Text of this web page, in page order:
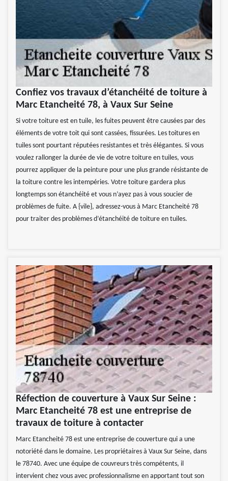
Confiez vos travaux d’étanchéité de toiture à
Marc Etancheité 78, à Vaux Sur Seine
Si votre toiture est en tuile, les fuites peuvent être causées par des
éléments de votre toit qui sont cassées, fissurées. Les toitures en
tuiles sont pourtant réputées resistantes et très élégantes. Si vous
voulez rallonger la durée de vie de votre toiture en tuiles, vous
pourrez appliquer de la peinture pour une plus grande résistante de
la toiture contre les intempéries. Votre toiture gardera plus
longtemps son étanchéité et vous n’ayez pas à vous soucier de
problèmes de fuite. A {vile}, adressez-vous à Marc Etancheité 78
pour traiter des problèmes d’étanchéité de toiture en tuiles.
Réfection de couverture à Vaux Sur Seine :
Marc Etancheité 78 est une entreprise de
travaux de toiture à contacter
Marc Etancheité 78 est une entreprise de couverture qui a une
notoriété dans le domaine. Les propriétaires à Vaux Sur Seine, dans
le 78740. Avec une équipe de couvreurs très compétents, il
intervient chez vous avec professionnalisme en apportant tout son